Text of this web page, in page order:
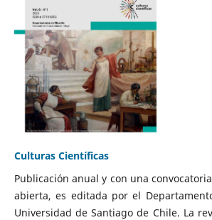
Culturas Científicas
Publicación anual y con una
abierta, es editada por el
Universidad de Santiago de Chile. La